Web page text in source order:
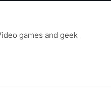
games and geek